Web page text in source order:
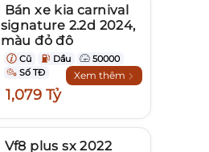
Bán xe kia carnival
signature 2.2d 2024,
màu đỏ đô
Cũ Dầu
50000
Số TĐ
Xem thêm
1,079 Tỷ
Vf8 plus sx 2022